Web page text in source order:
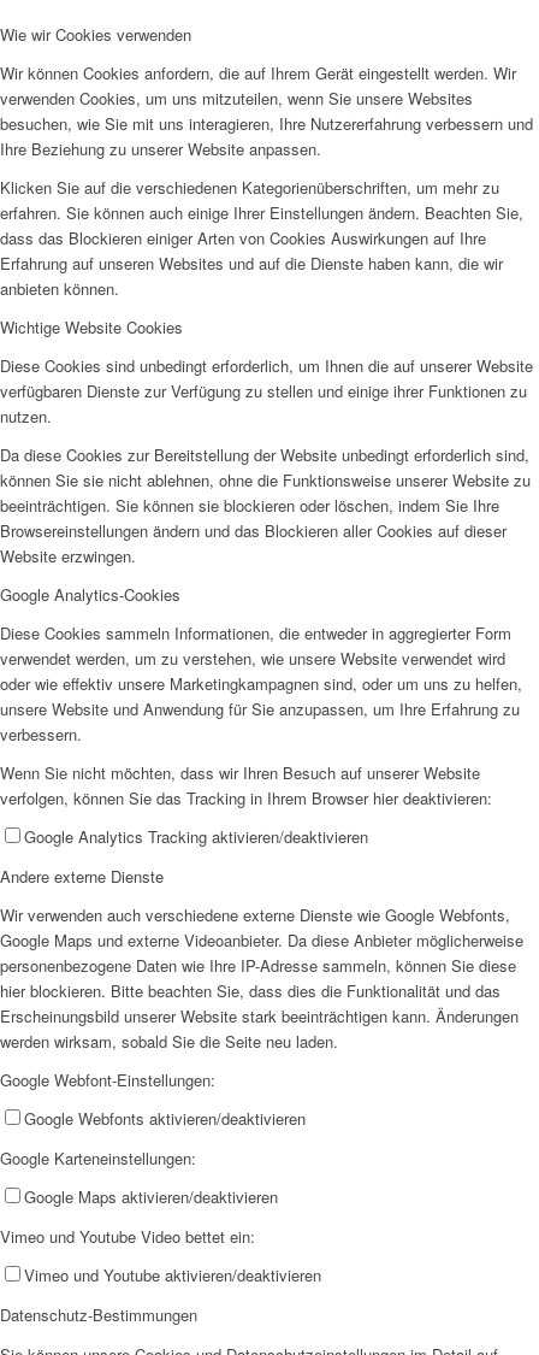
Ambulante Hilfen zur Erziehung
UFH
Erziehungsbeistand
AHOI II
Wie wir Cookies verwenden
Wir können Cookies anfordern, die auf Ihrem Gerät eingestellt werden. Wir
verwenden Cookies, um uns mitzuteilen, wenn Sie unsere Websites
besuchen, wie Sie mit uns interagieren, Ihre Nutzererfahrung verbessern und
Ihre Beziehung zu unserer Website anpassen.
Klicken Sie auf die verschiedenen Kategorienüberschriften, um mehr zu
erfahren. Sie können auch einige Ihrer Einstellungen ändern. Beachten Sie,
dass das Blockieren einiger Arten von Cookies Auswirkungen auf Ihre
Erfahrung auf unseren Websites und auf die Dienste haben kann, die wir
anbieten können.
Wichtige Website Cookies
Diese Cookies sind unbedingt erforderlich, um Ihnen die auf unserer Website
verfügbaren Dienste zur Verfügung zu stellen und einige ihrer Funktionen zu
nutzen.
Da diese Cookies zur Bereitstellung der Website unbedingt erforderlich sind,
können Sie sie nicht ablehnen, ohne die Funktionsweise unserer Website zu
beeinträchtigen. Sie können sie blockieren oder löschen, indem Sie Ihre
Browsereinstellungen ändern und das Blockieren aller Cookies auf dieser
Website erzwingen.
Google Analytics-Cookies
Diese Cookies sammeln Informationen, die entweder in aggregierter Form
verwendet werden, um zu verstehen, wie unsere Website verwendet wird
oder wie effektiv unsere Marketingkampagnen sind, oder um uns zu helfen,
unsere Website und Anwendung für Sie anzupassen, um Ihre Erfahrung zu
verbessern.
Wenn Sie nicht möchten, dass wir Ihren Besuch auf unserer Website
verfolgen, können Sie das Tracking in Ihrem Browser hier deaktivieren:
Google Analytics Tracking aktivieren/deaktivieren
Andere externe Dienste
Wir verwenden auch verschiedene externe Dienste wie Google Webfonts,
Google Maps und externe Videoanbieter. Da diese Anbieter möglicherweise
personenbezogene Daten wie Ihre IP-Adresse sammeln, können Sie diese
hier blockieren. Bitte beachten Sie, dass dies die Funktionalität und das
Erscheinungsbild unserer Website stark beeinträchtigen kann. Änderungen
werden wirksam, sobald Sie die Seite neu laden.
Google Webfont-Einstellungen:
Google Webfonts aktivieren/deaktivieren
Google Karteneinstellungen:
Google Maps aktivieren/deaktivieren
Vimeo und Youtube Video bettet ein:
Vimeo und Youtube aktivieren/deaktivieren
Datenschutz-Bestimmungen